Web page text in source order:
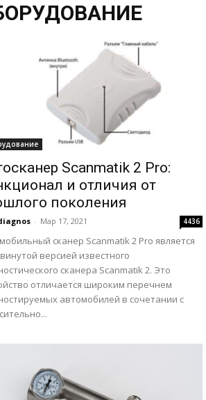
Scanmatik 2 Pro:
и отличия от
поколения
- Мар 17, 2021 4436
сканер Scanmatik 2 Pro является
версией известного
сканера Scanmatik 2. Это
отличается широким перечнем
автомобилей в сочетании с